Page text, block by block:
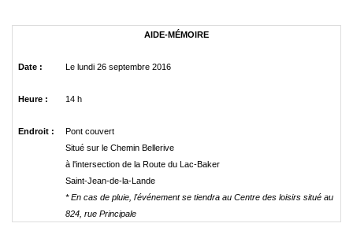
AIDE-MÉMOIRE
Date : Le lundi 26 septembre 2016
Heure : 14 h
Endroit :
Pont couvert
Situé sur le Chemin Bellerive
à l'intersection de la Route du Lac-Baker
Saint-Jean-de-la-Lande
* En cas de pluie, l'événement se tiendra au Centre des loisirs situé au
824, rue Principale